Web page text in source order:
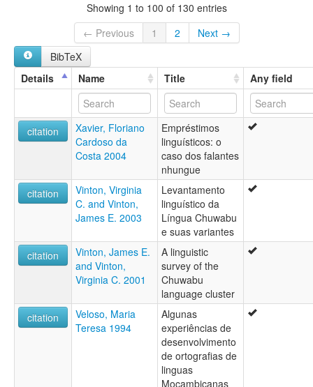
Showing 1 to 100 of 130 entries
← Previous
1 2
Next →
BibTeX
Details
Name Title Any field
citation
Xavier, Floriano
Cardoso da
Costa 2004
Empréstimos
linguísticos: o
caso dos falantes
nhungue
citation
Vinton, Virginia
C. and Vinton,
James E. 2003
Levantamento
linguístico da
Língua Chuwabu
e suas variantes
citation
Vinton, James E.
and Vinton,
Virginia C. 2001
A linguistic
survey of the
Chuwabu
language cluster
citation
Veloso, Maria
Teresa 1994
Algunas
experiências de
desenvolvimento
de ortografias de
linguas
Moçambicanas